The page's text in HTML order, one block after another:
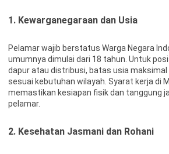
1. Kewarganegaraan dan Usia
Pelamar wajib berstatus Warga Negara
umumnya dimulai dari 18 tahun. Untuk
dapur atau distribusi, batas usia maksimal
sesuai kebutuhan wilayah. Syarat kerja di
memastikan kesiapan fisik dan tanggung
pelamar.
2. Kesehatan Jasmani dan Rohani